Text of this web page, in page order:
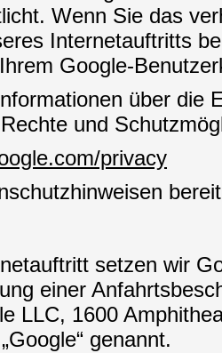
Wenn Sie das
Internetauftritts
Google-
über die
und
privacy
setzen wir
einer
LLC, 1600
genannt.